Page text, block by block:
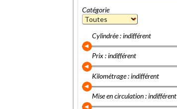
Catégorie
Cylindrée : indifférent
Prix : indifférent
Kilométrage : indifférent
Mise en circulation : indifférent